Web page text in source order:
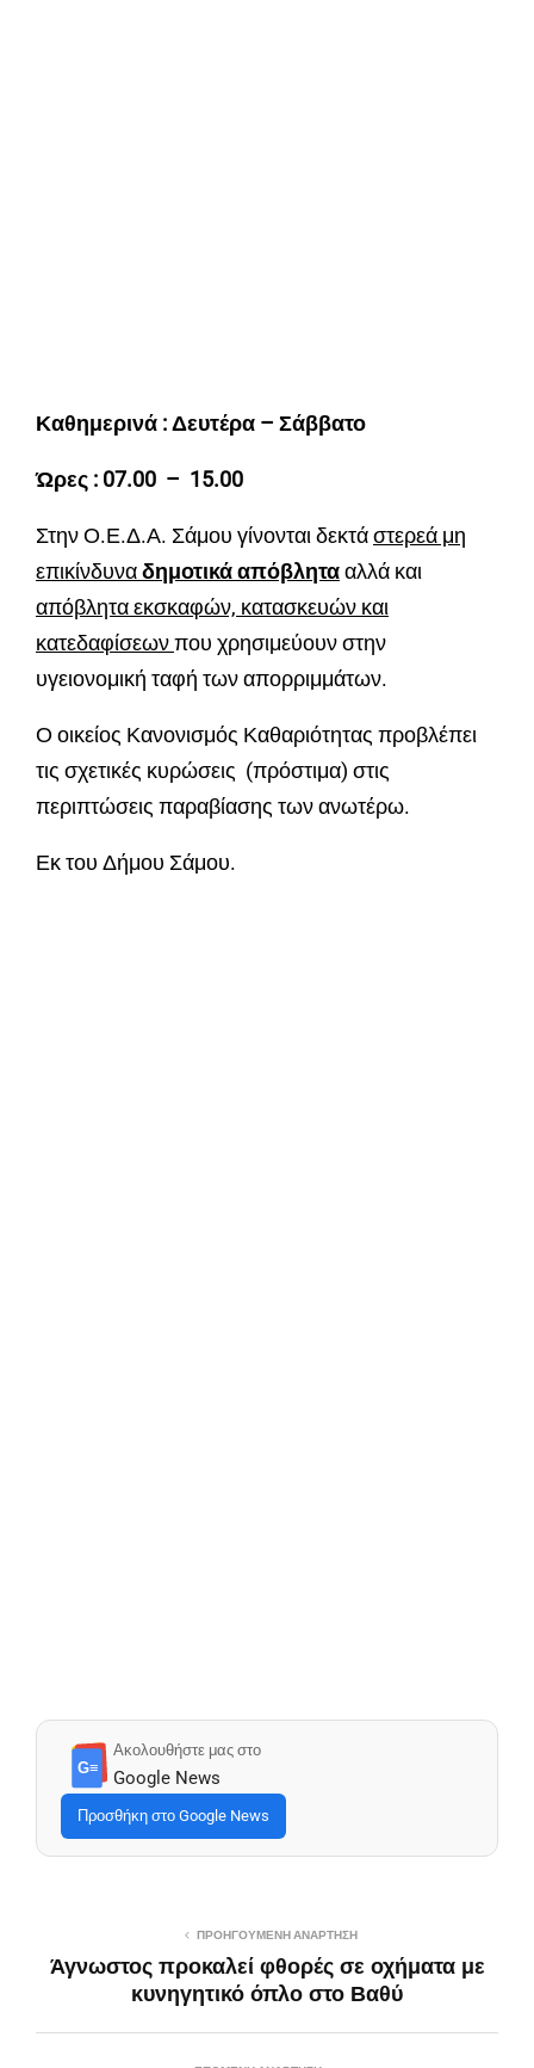
Καθημερινά : Δευτέρα – Σάββατο
Ώρες : 07.00 – 15.00
Στην Ο.Ε.Δ.Α. Σάμου γίνονται δεκτάστερεά μη
επικίνδυναδημοτικά απόβλητααλλά και
απόβλητα εκσκαφών, κατασκευών και
κατεδαφίσεωνπου χρησιμεύουν στην
υγειονομική ταφή των απορριμμάτων.
Ο οικείος Κανονισμός Καθαριότητας προβλέπει
τις σχετικές κυρώσεις (πρόστιμα) στις
περιπτώσεις παραβίασης των ανωτέρω.
Εκ του Δήμου Σάμου.
G≡
Ακολουθήστε μας στο
Google News
Προσθήκη στο Google News
ΠΡΟΗΓΟΎΜΕΝΗ ΑΝΆΡΤΗΣΗ
Άγνωστος προκαλεί φθορές σε οχήματα με
κυνηγητικό όπλο στο Βαθύ